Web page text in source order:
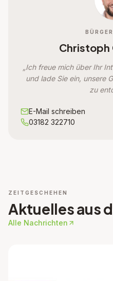
Christoph
„Ich freue mich über Ihr
und lade Sie ein, unsere
zu
E-Mail schreiben
03182 322710
ZEITGESCHEHEN
Aktuelles aus
Alle Nachrichten